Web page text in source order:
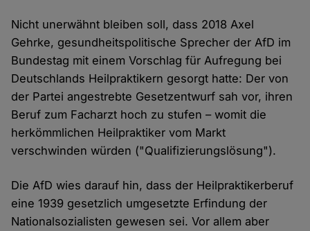
Nicht unerwähnt bleiben soll, dass 2018 Axel
Gehrke, gesundheitspolitische Sprecher der AfD im
Bundestag mit einem Vorschlag für Aufregung bei
Deutschlands Heilpraktikern gesorgt hatte: Der von
der Partei angestrebte Gesetzentwurf sah vor, ihren
Beruf zum Facharzt hoch zu stufen – womit die
herkömmlichen Heilpraktiker vom Markt
verschwinden würden ("Qualifizierungslösung").
Die AfD wies darauf hin, dass der Heilpraktikerberuf
eine 1939 gesetzlich umgesetzte Erfindung der
Nationalsozialisten gewesen sei. Vor allem aber